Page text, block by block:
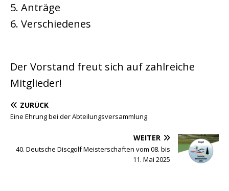
5. Anträge
6. Verschiedenes
Der Vorstand freut sich auf zahlreiche
Mitglieder!
ZURÜCK
Eine Ehrung bei der Abteilungsversammlung
WEITER
40. Deutsche Discgolf Meisterschaften vom 08. bis
11. Mai 2025